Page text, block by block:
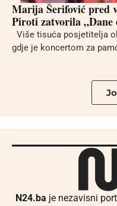
Marija Šerifović pred
Piroti zatvorila „Dane
Više tisuća posjetitelja
gdje je koncertom za
N24.ba je nezavisni